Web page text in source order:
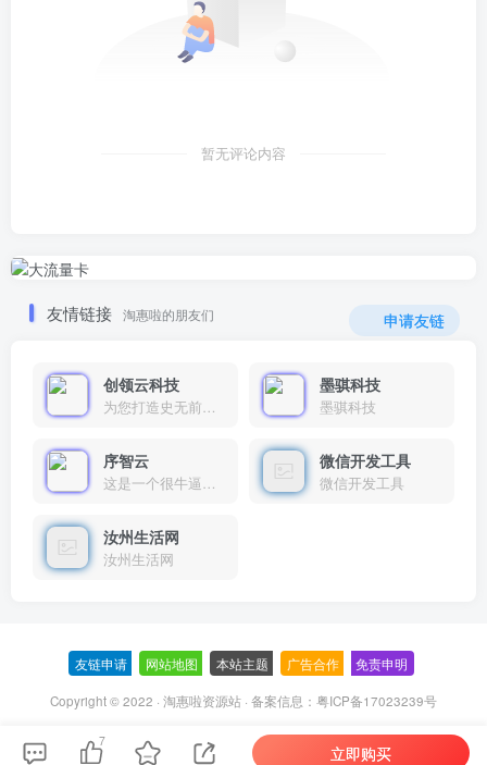
暂无评论内容
友情链接 淘惠啦的朋友们 申请友链
创领云科技
为您打造史无前例的应用产品带您认识新时代产品的创新
墨骐科技
墨骐科技
序智云
这是一个很牛逼的开发者，要开发找他准行！
微信开发工具
微信开发工具
汝州生活网
汝州生活网
友链申请 网站地图 本站主题 广告合作 免责申明
Copyright © 2022 · 淘惠啦资源站 · 备案信息： 粤ICP备17023239号
7
立即购买